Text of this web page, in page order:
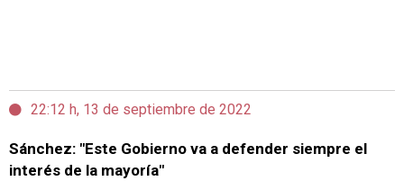
22:12 h, 13 de septiembre de 2022
Sánchez: "Este Gobierno va a defender siempre el
interés de la mayoría"